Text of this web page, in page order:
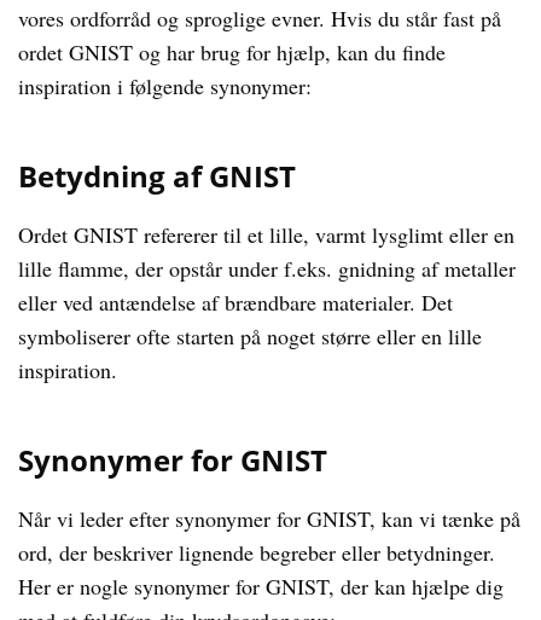
vores ordforråd og sproglige evner. Hvis du står fast på
ordet GNIST og har brug for hjælp, kan du finde
inspiration i følgende synonymer:
Betydning af GNIST
Ordet GNIST refererer til et lille, varmt lysglimt eller en
lille flamme, der opstår under f.eks. gnidning af metaller
eller ved antændelse af brændbare materialer. Det
symboliserer ofte starten på noget større eller en lille
inspiration.
Synonymer for GNIST
Når vi leder efter synonymer for GNIST, kan vi tænke på
ord, der beskriver lignende begreber eller betydninger.
Her er nogle synonymer for GNIST, der kan hjælpe dig